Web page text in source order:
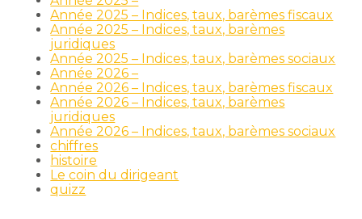
Année 2025 – Indices, taux, barèmes fiscaux
Année 2025 – Indices, taux, barèmes
juridiques
Année 2025 – Indices, taux, barèmes sociaux
Année 2026 –
Année 2026 – Indices, taux, barèmes fiscaux
Année 2026 – Indices, taux, barèmes
juridiques
Année 2026 – Indices, taux, barèmes sociaux
chiffres
histoire
Le coin du dirigeant
quizz